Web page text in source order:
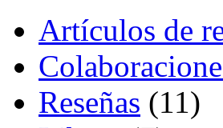
Artículos de
Reseñas (11)